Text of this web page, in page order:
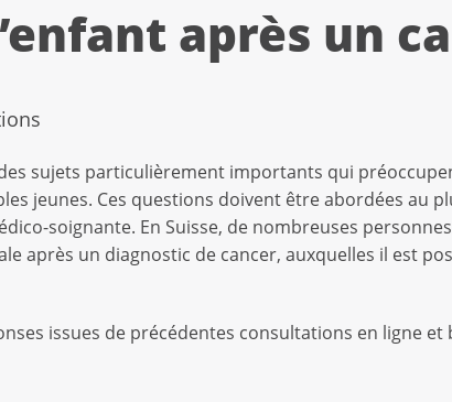
après un
sujets particulièrement importants qui
jeunes. Ces questions doivent être abordées au
soignante. En Suisse, de nombreuses
après un diagnostic de cancer, auxquelles il est
issues de précédentes consultations en ligne et